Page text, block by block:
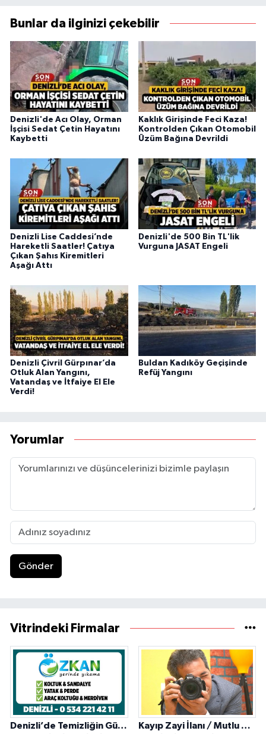
Bunlar da ilginizi çekebilir
Denizli'de Acı Olay, Orman
İşçisi Sedat Çetin Hayatını
Kaybetti
Kaklık Girişinde Feci Kaza!
Kontrolden Çıkan Otomobil
Üzüm Bağına Devrildi
Denizli Lise Caddesi’nde
Hareketli Saatler! Çatıya
Çıkan Şahıs Kiremitleri
Aşağı Attı
Denizli'de 500 Bin TL'lik
Vurguna JASAT Engeli
Denizli Çivril Gürpınar’da
Otluk Alan Yangını,
Vatandaş ve İtfaiye El Ele
Verdi!
Buldan Kadıköy Geçişinde
Refüj Yangını
Yorumlar
Gönder
Vitrindeki Firmalar
Denizli’de Temizliğin Güvenilir Adresi: Özkan Yerinde Yıkama Kayıp Zayi İlanı / Mutlu Ajans / Denizli